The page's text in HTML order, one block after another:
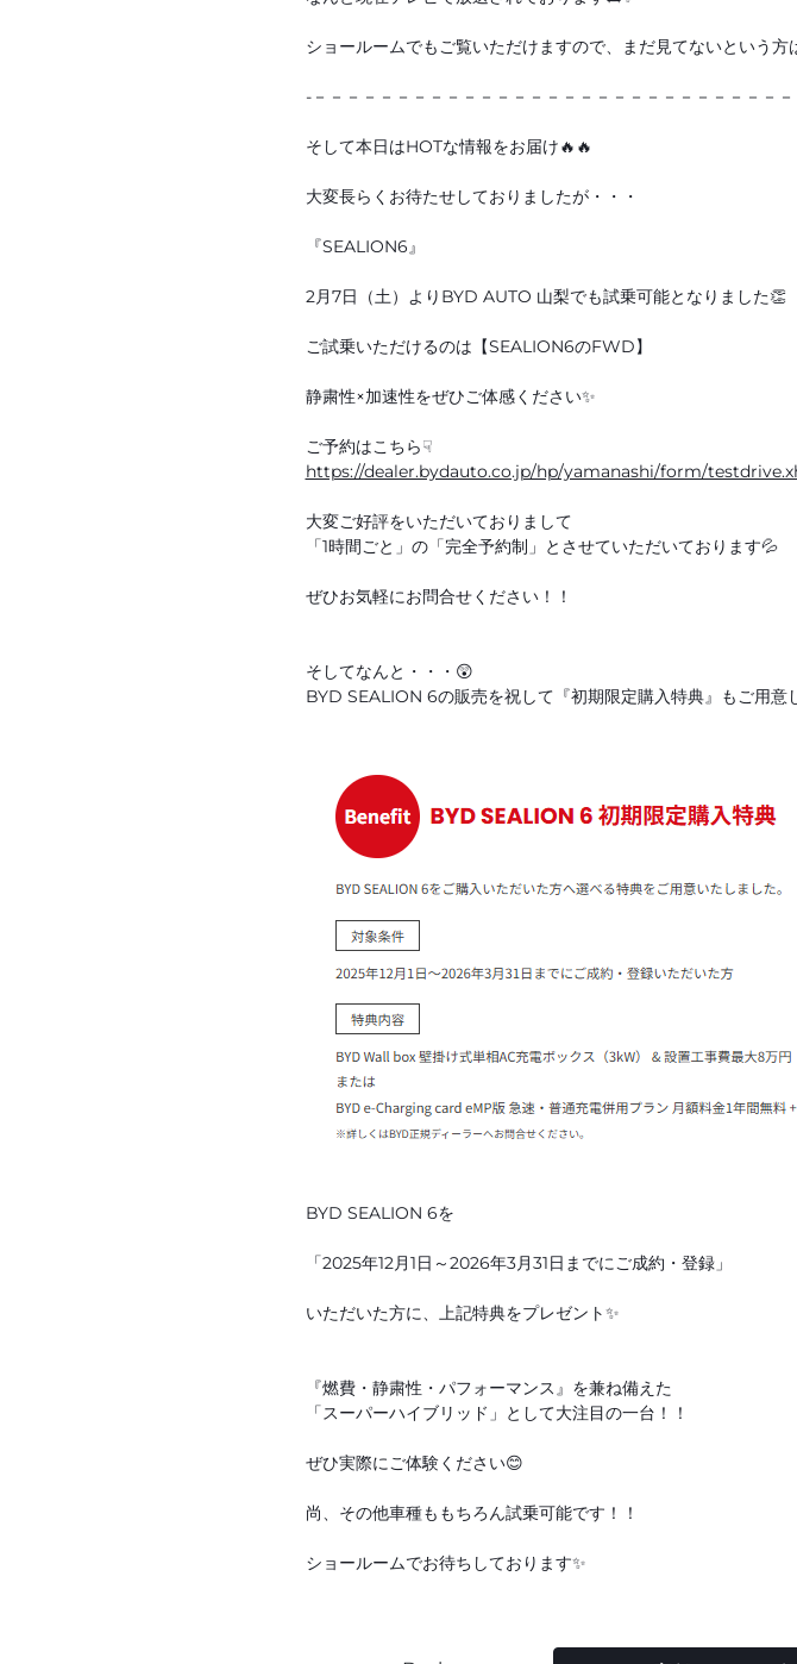
ショールームでもご覧いただけますので、まだ見てないという方
-－－－－－－－－－－－－－－－－－－－－－－－－－－－－
そして本日はHOTな情報をお届け🔥🔥
大変長らくお待たせしておりましたが・・・
『SEALION6』
2月7日（土）よりBYD AUTO 山梨でも試乗可能となりました👏
ご試乗いただけるのは【SEALION6のFWD】
静粛性×加速性をぜひご体感ください✨
ご予約はこちら☟
https://dealer.bydauto.co.jp/hp/yamanashi/form/
大変ご好評をいただいておりまして
「1時間ごと」の「完全予約制」とさせていただいております💦
ぜひお気軽にお問合せください！！
そしてなんと・・・😲
BYD SEALION 6の販売を祝して『初期限定購入特典』もご用意
BYD SEALION 6を
「2025年12月1日～2026年3月31日までにご成約・登録」
いただいた方に、上記特典をプレゼント✨
『燃費・静粛性・パフォーマンス』を兼ね備えた
「スーパーハイブリッド」として大注目の一台！！
ぜひ実際にご体験ください😊
尚、その他車種ももちろん試乗可能です！！
ショールームでお待ちしております✨